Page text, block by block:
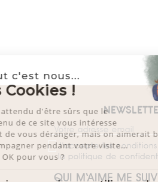
J'accepte les
la politique de
QUI M‘AIME ME
Salut c'est nous...
les Cookies !
On a attendu d'être sûrs que le
contenu de ce site vous intéresse
avant de vous déranger, mais on
accompagner pendant votre visite...
C'est OK pour vous ?